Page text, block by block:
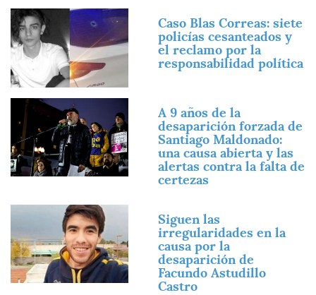
Imagen
Caso Blas Correas: siete
policías cesanteados y
el reclamo por la
responsabilidad política
Imagen
A 9 años de la
desaparición forzada de
Santiago Maldonado:
una causa abierta y las
alertas contra la falta de
certezas
Siguen las
irregularidades en la
causa por la
desaparición de
Facundo Astudillo
Castro